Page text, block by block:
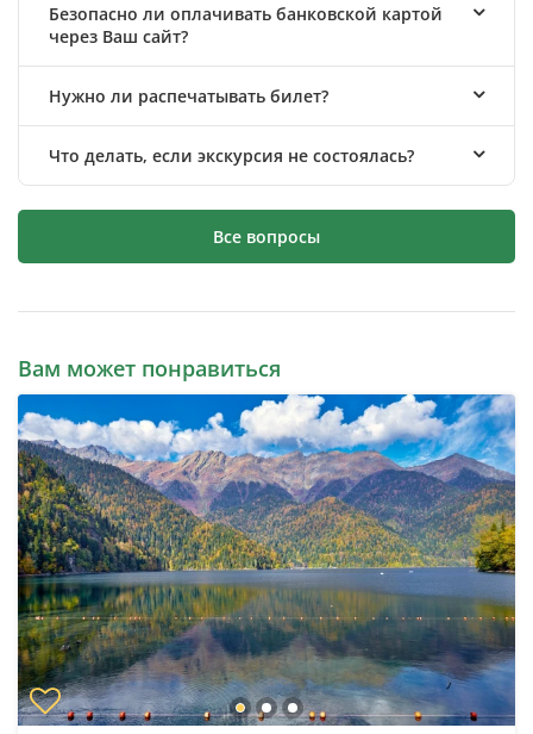
Безопасно ли оплачивать банковской картой
через Ваш сайт?
Нужно ли распечатывать билет?
Что делать, если экскурсия не состоялась?
Все вопросы
Вам может понравиться